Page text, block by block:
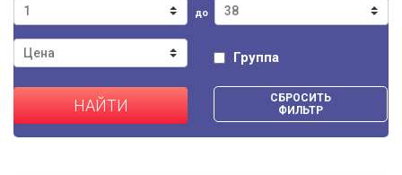
до
Группа
НАЙТИ
СБРОСИТЬ
ФИЛЬТР